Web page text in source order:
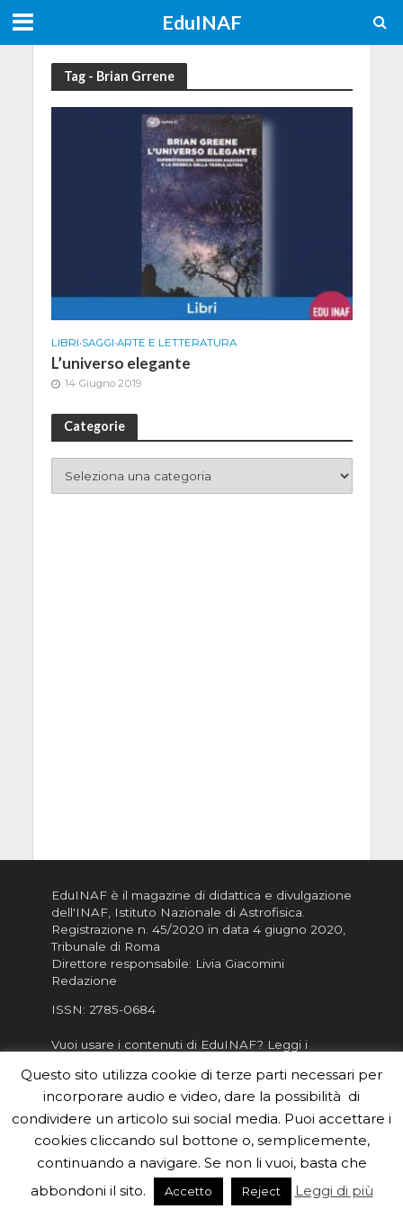
EduINAF
Tag - Brian Grrene
LIBRI•SAGGI•ARTE E LETTERATURA
L’universo elegante
14 Giugno 2019
Categorie
EduINAF è il magazine di didattica e divulgazione
dell'INAF, Istituto Nazionale di Astrofisica
Registrazione n. 45/2020 in data 4 giugno 2020,
Tribunale di Roma
Direttore responsabile: Livia Giacomini
Redazione
ISSN: 2785-0684
Vuoi usare i contenuti di EduINAF? Leggi i
Informativa sulla Privacy
Informatva sui Cookie
Per la rubrica de l'Astronomo risponde, per
inviarci le tue foto o i tuoi contributi, scrivici a
redazione.edu [chiocciola] inaf.it oppure
il form
Questo sito utilizza cookie di terze parti necessari per
incorporare audio e video, dare la possibilità di
condividere un articolo sui social media. Puoi accettare i
cookies cliccando sul bottone o, semplicemente,
continuando a navigare. Se non li vuoi, basta che
abbondoni il sito.
Accetto Reject Leggi di più